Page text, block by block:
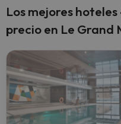
Los mejores
precio en Le Grand